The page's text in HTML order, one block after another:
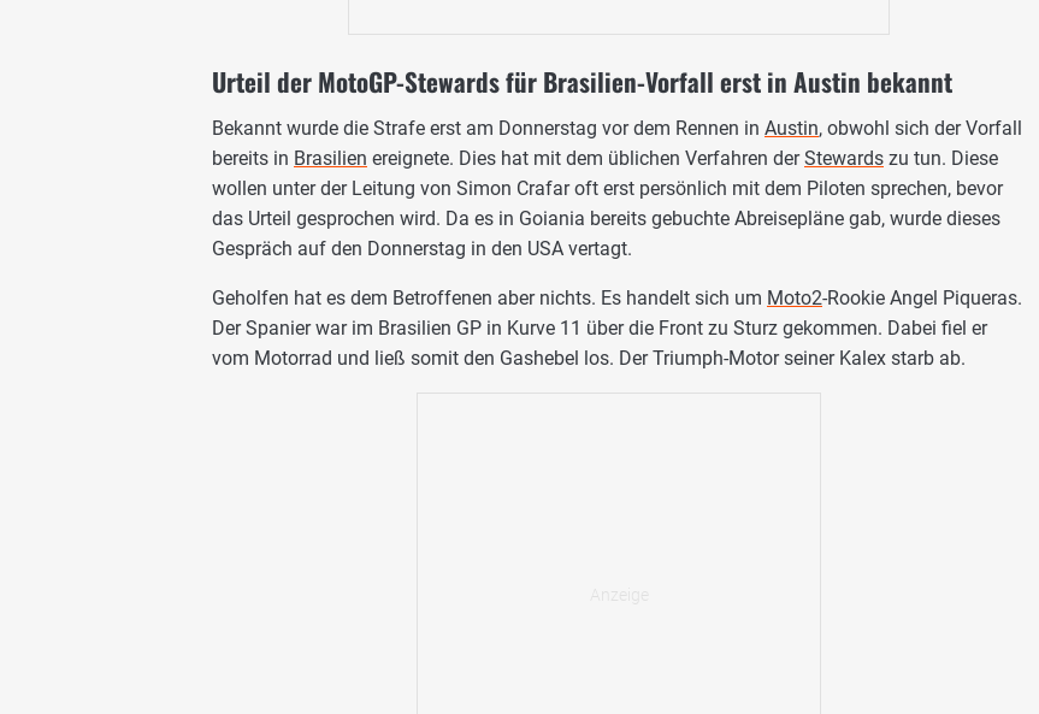
Urteil der MotoGP-Stewards für Brasilien-Vorfall erst in Austin bekannt
Bekannt wurde die Strafe erst am Donnerstag vor dem Rennen in Austin, obwohl sich der Vorfall
bereits in Brasilien ereignete. Dies hat mit dem üblichen Verfahren derStewards zu tun. Diese
wollen unter der Leitung von Simon Crafar oft erst persönlich mit dem Piloten sprechen, bevor
das Urteil gesprochen wird. Da es in Goiania bereits gebuchte Abreisepläne gab, wurde dieses
Gespräch auf den Donnerstag in den USA vertagt.
Geholfen hat es dem Betroffenen aber nichts. Es handelt sich um Moto2-Rookie Angel Piqueras.
Der Spanier war im Brasilien GP in Kurve 11 über die Front zu Sturz gekommen. Dabei fiel er
vom Motorrad und ließ somit den Gashebel los. Der Triumph-Motor seiner Kalex starb ab.